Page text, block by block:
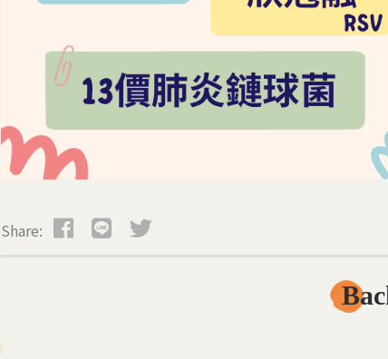
Share: